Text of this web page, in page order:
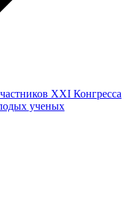
XXI Конгресса
ученых